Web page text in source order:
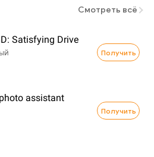
Смотреть всё
Satisfying Drive
Получить
assistant
Получить